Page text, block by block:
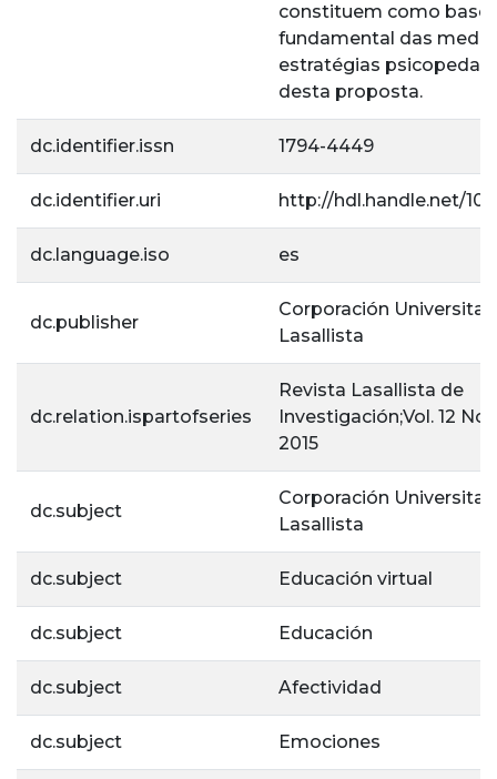
constituem como base
fundamental das
estratégias
desta proposta.
dc.identifier.issn 1794-4449
dc.identifier.uri http://hdl.handle.net/
dc.language.iso es
dc.publisher
Corporación
Lasallista
dc.relation.ispartofseries
Revista Lasallista de
Investigación;Vol. 12 No.
2015
dc.subject
Corporación
Lasallista
dc.subject Educación virtual
dc.subject Educación
dc.subject Afectividad
dc.subject Emociones